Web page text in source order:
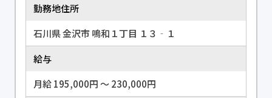
勤務地住所
石川県 金沢市 鳴和１丁目 １３‐１
給与
月給 195,000円 〜 230,000円